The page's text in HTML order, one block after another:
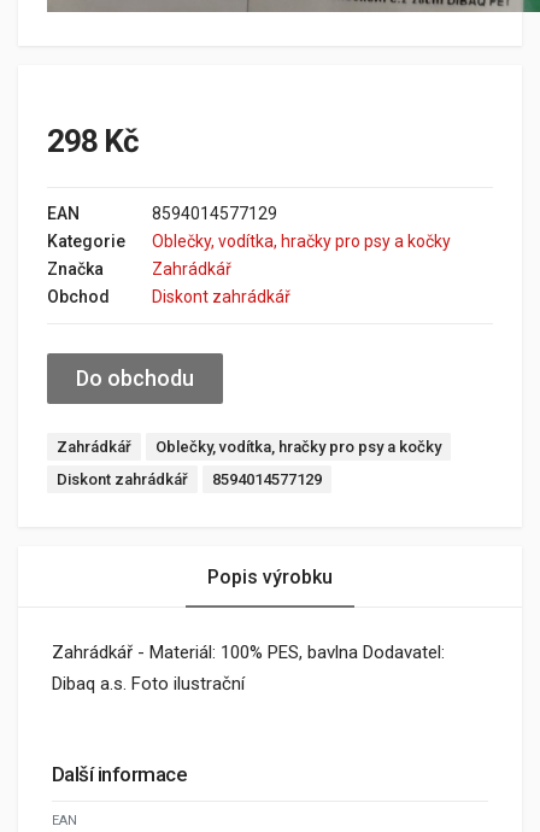
298 Kč
EAN
8594014577129
Kategorie
Oblečky, vodítka, hračky pro psy a kočky
Značka
Zahrádkář
Obchod
Diskont zahrádkář
Do obchodu
Zahrádkář
Oblečky, vodítka, hračky pro psy a kočky
Diskont zahrádkář
8594014577129
Popis výrobku
Zahrádkář - Materiál: 100% PES, bavlna Dodavatel:
Dibaq a.s. Foto ilustrační
Další informace
EAN